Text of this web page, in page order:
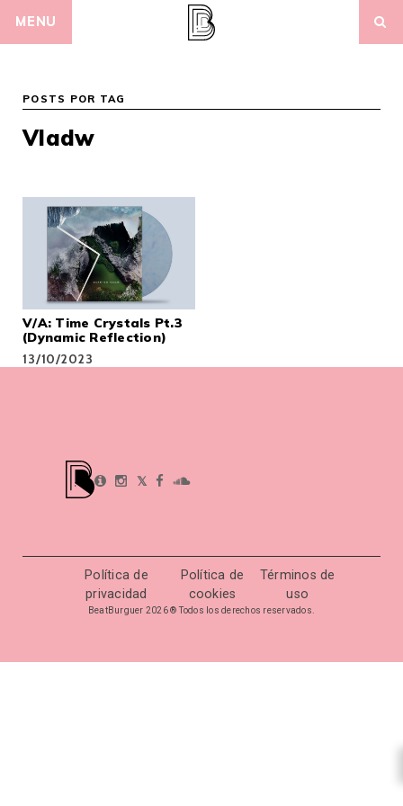
MENU
POSTS POR TAG
Vladw
V/A: Time Crystals Pt.3
(Dynamic Reflection)
13/10/2023
𝕏
Política de
privacidad
Política de
cookies
Términos de
uso
BeatBurguer 2026 ® Todos los derechos reservados.